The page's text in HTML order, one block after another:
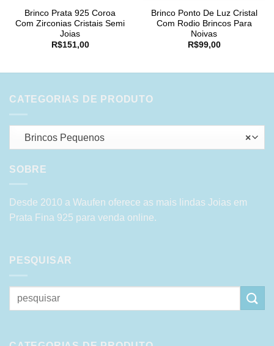
Brinco Prata 925 Coroa
Com Zirconias Cristais Semi
Joias
R$151,00
Brinco Ponto De Luz Cristal
Com Rodio Brincos Para
Noivas
R$99,00
CATEGORIAS DE PRODUTO
×
Brincos Pequenos
SOBRE
Desde 2010 a Waufen oferece as mais lindas Joias em
Prata Fina 925 para venda online.
PESQUISAR
Pesquisar
por: